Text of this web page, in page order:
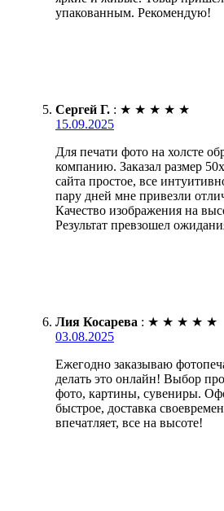
упакованным. Рекомендую!
Сергей Г. : ★ ★ ★ ★ ★
15.09.2025
Для печати фото на холсте
компанию. Заказал размер
сайта простое, все
пару дней мне привезли
Качество изображения на
Результат превзошел
Лия Косарева : ★ ★ ★ ★ ★
03.08.2025
Ежегодно заказываю
делать это онлайн! Выбор
фото, картины, сувениры.
быстрое, доставка
впечатляет, все на высоте!